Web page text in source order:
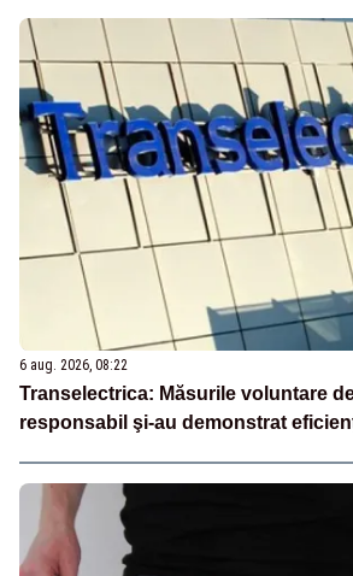
6 aug. 2026, 08:22
Transelectrica: Măsurile voluntare
responsabil şi-au demonstrat